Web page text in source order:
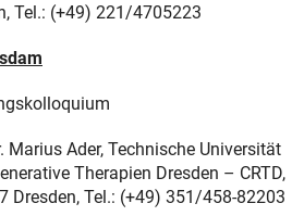
Tel.: (+49) 221/4705223
Marius Ader, Technische Universität
Therapien Dresden – CRTD,
Dresden, Tel.: (+49) 351/458-82203